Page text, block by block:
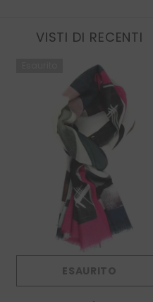
VISTI DI RECENTI
ESAURITO